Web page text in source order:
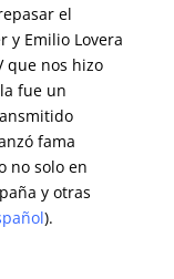
el
y Emilio Lovera
que nos hizo
fue un
fama
no solo en
y otras
).